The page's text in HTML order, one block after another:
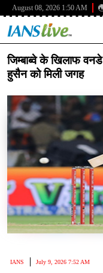
August 08, 2026 1:50 AM
जिम्बाब्वे के खिलाफ
हुसैन को मिली जगह
IANS July 9, 2026 7:52 AM